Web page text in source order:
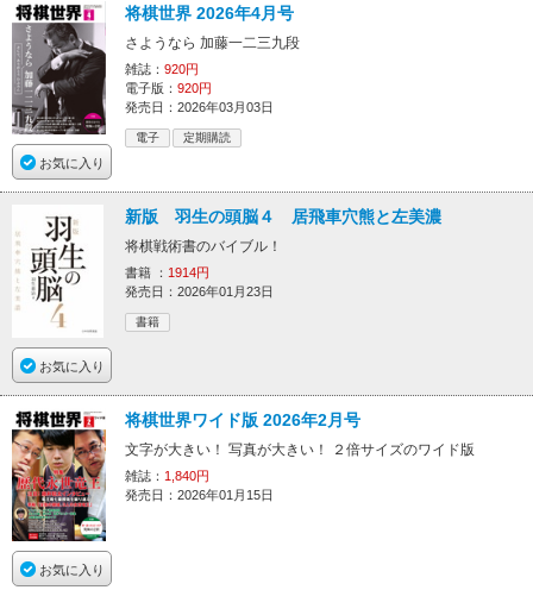
お気に入り
将棋世界 2026年4月号
さようなら 加藤一二三九段
雑誌： 920円
電子版： 920円
発売日：2026年03月03日
電子 定期購読
お気に入り
新版 羽生の頭脳４ 居飛車穴熊と左美濃
将棋戦術書のバイブル！
書籍 ： 1914円
発売日：2026年01月23日
書籍
お気に入り
将棋世界ワイド版 2026年2月号
文字が大きい！ 写真が大きい！ ２倍サイズのワイド版
雑誌： 1,840円
発売日：2026年01月15日